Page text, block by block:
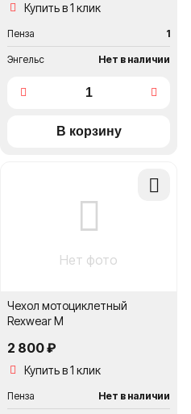
Купить в 1 клик
Пенза 1
Энгельс Нет в наличии
Добавить
Нет фото
Чехол мотоциклетный
Rexwear M
2 800 ₽
Купить в 1 клик
Пенза Нет в наличии